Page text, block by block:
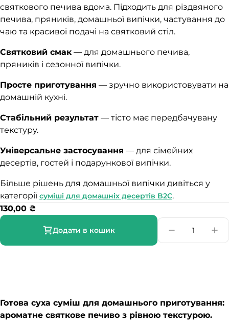
святкового печива вдома. Підходить для різдвяного
печива, пряників, домашньої випічки, частування до
чаю та красивої подачі на святковий стіл.
Святковий смак — для домашнього печива,
пряників і сезонної випічки.
Просте приготування — зручно використовувати на
домашній кухні.
Стабільний результат — тісто має передбачувану
текстуру.
Універсальне застосування — для сімейних
десертів, гостей і подарункової випічки.
Більше рішень для домашньої випічки дивіться у
категорії суміші для домашніх десертів B2C.
130,00 ₴
Додати в кошик
Готова суха суміш для домашнього приготування:
ароматне святкове печиво з рівною текстурою.